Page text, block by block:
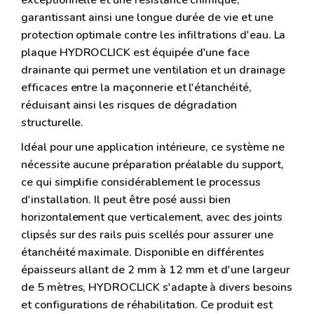
garantissant ainsi une longue durée de vie et une
protection optimale contre les infiltrations d'eau. La
plaque HYDROCLICK est équipée d'une face
drainante qui permet une ventilation et un drainage
efficaces entre la maçonnerie et l'étanchéité,
réduisant ainsi les risques de dégradation
structurelle.
Idéal pour une application intérieure, ce système ne
nécessite aucune préparation préalable du support,
ce qui simplifie considérablement le processus
d'installation. Il peut être posé aussi bien
horizontalement que verticalement, avec des joints
clipsés sur des rails puis scellés pour assurer une
étanchéité maximale. Disponible en différentes
épaisseurs allant de 2 mm à 12 mm et d'une largeur
de 5 mètres, HYDROCLICK s'adapte à divers besoins
et configurations de réhabilitation. Ce produit est